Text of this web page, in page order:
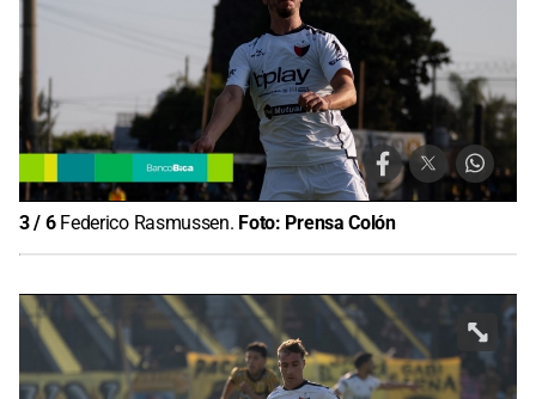
3/ 6 Federico Rasmussen. Foto: Prensa Colón